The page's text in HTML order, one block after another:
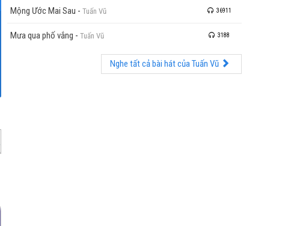
Mộng Ước Mai Sau - Tuấn Vũ 36911
Mưa qua phố vắng - Tuấn Vũ 3188
Nghe tất cả bài hát của Tuấn Vũ